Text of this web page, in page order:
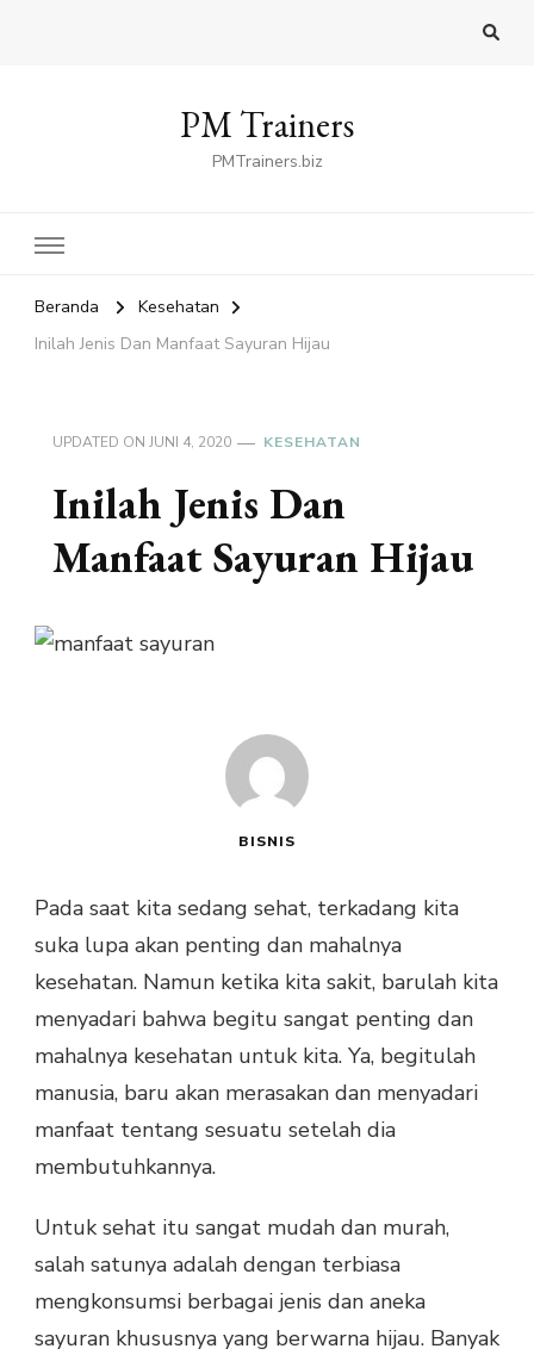
PM Trainers
PMTrainers.biz
Beranda
Kesehatan
Inilah Jenis Dan Manfaat Sayuran Hijau
UPDATED ON JUNI 4, 2020 KESEHATAN
Inilah Jenis Dan
Manfaat Sayuran Hijau
BISNIS
Pada saat kita sedang sehat, terkadang kita
suka lupa akan penting dan mahalnya
kesehatan. Namun ketika kita sakit, barulah kita
menyadari bahwa begitu sangat penting dan
mahalnya kesehatan untuk kita. Ya, begitulah
manusia, baru akan merasakan dan menyadari
manfaat tentang sesuatu setelah dia
membutuhkannya.
Untuk sehat itu sangat mudah dan murah,
salah satunya adalah dengan terbiasa
mengkonsumsi berbagai jenis dan aneka
sayuran khususnya yang berwarna hijau. Banyak